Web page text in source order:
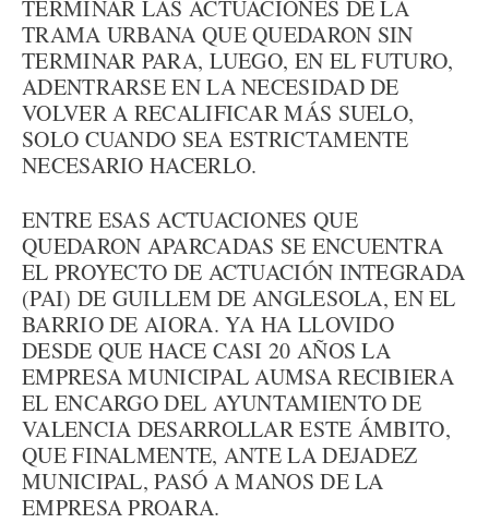
TERMINAR LAS ACTUACIONES DE LA
TRAMA URBANA QUE QUEDARON SIN
TERMINAR PARA, LUEGO, EN EL FUTURO,
ADENTRARSE EN LA NECESIDAD DE
VOLVER A RECALIFICAR MÁS SUELO,
SOLO CUANDO SEA ESTRICTAMENTE
NECESARIO HACERLO.
ENTRE ESAS ACTUACIONES QUE
QUEDARON APARCADAS SE ENCUENTRA
EL PROYECTO DE ACTUACIÓN INTEGRADA
(PAI) DE GUILLEM DE ANGLESOLA, EN EL
BARRIO DE AIORA. YA HA LLOVIDO
DESDE QUE HACE CASI 20 AÑOS LA
EMPRESA MUNICIPAL AUMSA RECIBIERA
EL ENCARGO DEL AYUNTAMIENTO DE
VALENCIA DESARROLLAR ESTE ÁMBITO,
QUE FINALMENTE, ANTE LA DEJADEZ
MUNICIPAL, PASÓ A MANOS DE LA
EMPRESA PROARA.